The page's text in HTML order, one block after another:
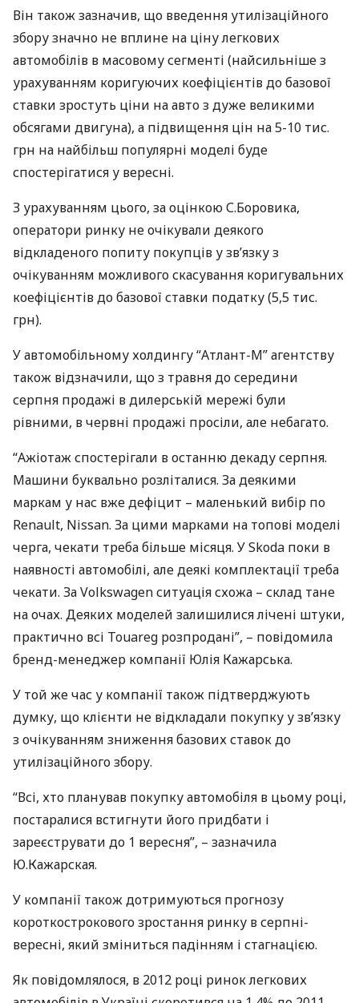
Він також зазначив, що введення утилізаційного
збору значно не вплине на ціну легкових
автомобілів в масовому сегменті (найсильніше з
урахуванням коригуючих коефіцієнтів до базової
ставки зростуть ціни на авто з дуже великими
обсягами двигуна), а підвищення цін на 5-10 тис.
грн на найбільш популярні моделі буде
спостерігатися у вересні.
З урахуванням цього, за оцінкою С.Боровика,
оператори ринку не очікували деякого
відкладеного попиту покупців у зв’язку з
очікуванням можливого скасування коригувальних
коефіцієнтів до базової ставки податку (5,5 тис.
грн).
У автомобільному холдингу “Атлант-М” агентству
також відзначили, що з травня до середини
серпня продажі в дилерській мережі були
рівними, в червні продажі просіли, але небагато.
“Ажіотаж спостерігали в останню декаду серпня.
Машини буквально розліталися. За деякими
маркам у нас вже дефіцит – маленький вибір по
Renault, Nissan. За цими марками на топові моделі
черга, чекати треба більше місяця. У Skoda поки в
наявності автомобілі, але деякі комплектації треба
чекати. За Volkswagen ситуація схожа – склад тане
на очах. Деяких моделей залишилися лічені штуки,
практично всі Touareg розпродані”, – повідомила
бренд-менеджер компанії Юлія Кажарська.
У той же час у компанії також підтверджують
думку, що клієнти не відкладали покупку у зв’язку
з очікуванням зниження базових ставок до
утилізаційного збору.
“Всі, хто планував покупку автомобіля в цьому році,
постаралися встигнути його придбати і
зареєструвати до 1 вересня”, – зазначила
Ю.Кажарская.
У компанії також дотримуються прогнозу
короткострокового зростання ринку в серпні-
вересні, який зміниться падінням і стагнацією.
Як повідомлялося, в 2012 році ринок легкових